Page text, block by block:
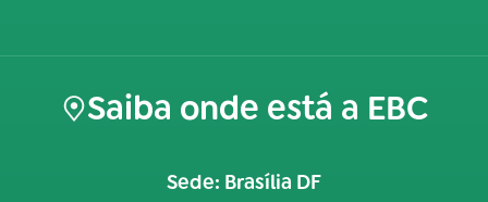
Saiba onde está a EBC
Sede: Brasília DF